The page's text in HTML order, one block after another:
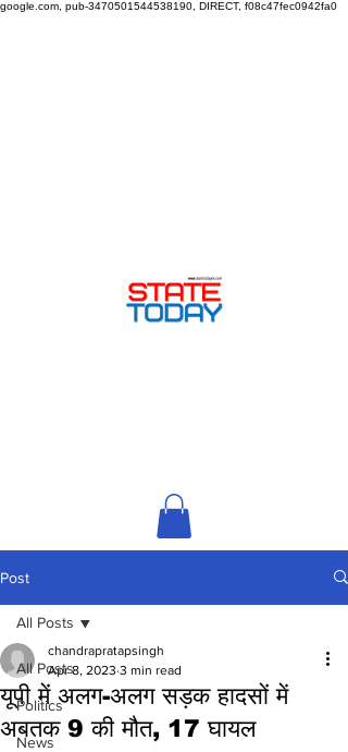
google.com, pub-3470501544538190, DIRECT, f08c47fec0942fa0
Post
All Posts
Politics
News
All Posts
यूपी में अलग-अलग सड़क हादसों में
अबतक 9 की मौत, 17 घायल
chandrapratapsingh
Apr 8, 2023 3 min read